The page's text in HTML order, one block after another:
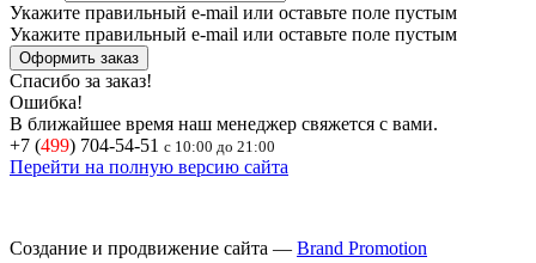
Укажите правильный e-mail или оставьте поле пустым
Укажите правильный e-mail или оставьте поле пустым
Спасибо за заказ!
Ошибка!
В ближайшее время наш менеджер свяжется с вами.
+7 (499) 704-54-51 с 10:00 до 21:00
Перейти на полную версию сайта
Создание и продвижение сайта — Brand Promotion